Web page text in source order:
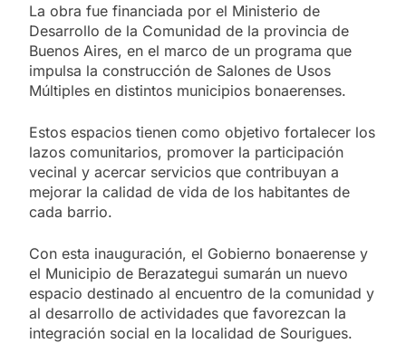
La obra fue financiada por el Ministerio de
Desarrollo de la Comunidad de la provincia de
Buenos Aires, en el marco de un programa que
impulsa la construcción de Salones de Usos
Múltiples en distintos municipios bonaerenses.
Estos espacios tienen como objetivo fortalecer los
lazos comunitarios, promover la participación
vecinal y acercar servicios que contribuyan a
mejorar la calidad de vida de los habitantes de
cada barrio.
Con esta inauguración, el Gobierno bonaerense y
el Municipio de Berazategui sumarán un nuevo
espacio destinado al encuentro de la comunidad y
al desarrollo de actividades que favorezcan la
integración social en la localidad de Sourigues.